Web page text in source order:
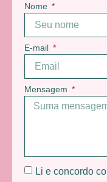
Nome
E-mail
Mensagem
Li e concordo